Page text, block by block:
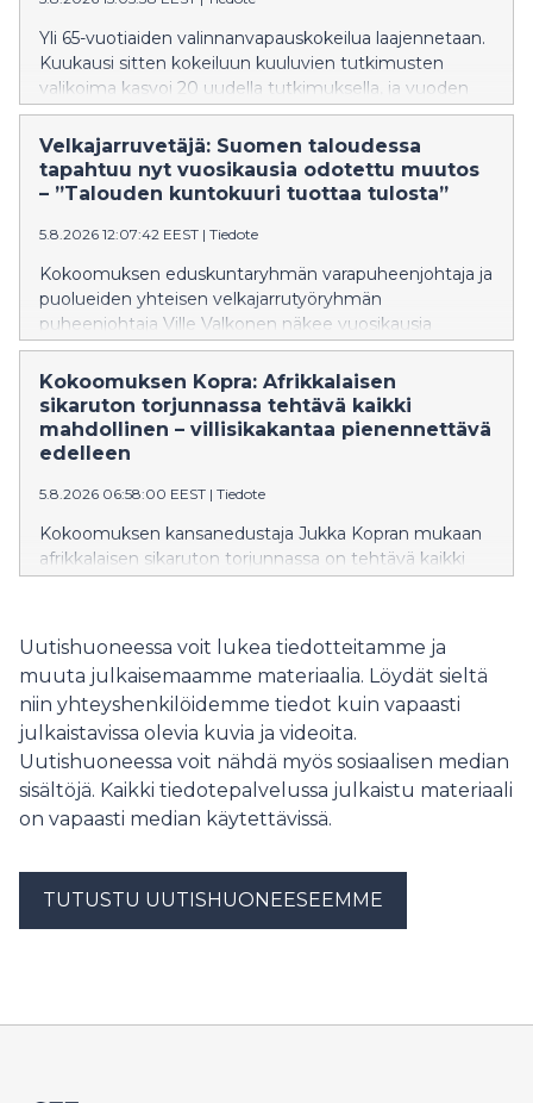
Yli 65-vuotiaiden valinnanvapauskokeilua laajennetaan.
Kuukausi sitten kokeiluun kuuluvien tutkimusten
valikoima kasvoi 20 uudella tutkimuksella, ja vuoden
2027 alusta kokeiluun on tulossa lisää parannuksia.
Tavoitteena on nopeuttaa hoitoon pääsyä, parantaa
hoidon jatkuvuutta ja vastata entistä paremmin
ikääntyneiden tarpeisiin. Valinnanvapauskokeilu on
mahdollisuuden hakeutua yksityiselle yleislääkärille
julkisen terveydenhuollon asiakasmaksun hinnalla.
Velkajarruvetäjä: Suomen taloudessa
tapahtuu nyt vuosikausia odotettu muutos
– ”Talouden kuntokuuri tuottaa tulosta”
5.8.2026 12:07:42 EEST | Tiedote
Kokoomuksen eduskuntaryhmän varapuheenjohtaja ja
puolueiden yhteisen velkajarrutyöryhmän
puheenjohtaja Ville Valkonen näkee vuosikausia
odotetun ja Orpon hallituksen käynnistämän
rakennemuutoksen olevan nyt vauhdissa Suomen
taloudessa. Yksityinen sektori ja kansantalous kasvavat
samalla, kun suuria julkisia menoja saadaan
pienennettyä.
Kokoomuksen Kopra: Afrikkalaisen
sikaruton torjunnassa tehtävä kaikki
mahdollinen – villisikakantaa pienennettävä
edelleen
5.8.2026 06:58:00 EEST | Tiedote
Kokoomuksen kansanedustaja Jukka Kopran mukaan
afrikkalaisen sikaruton torjunnassa on tehtävä kaikki
mahdollinen taudin leviämisen estämiseksi. Samalla on
tehokkaita ja niiden vaikutukset elinkeinoihin jäävät
mahdollisimman vähäisiksi.
Uutishuoneessa voit lukea tiedotteitamme ja
muuta julkaisemaamme materiaalia. Löydät sieltä
niin yhteyshenkilöidemme tiedot kuin vapaasti
julkaistavissa olevia kuvia ja videoita.
Uutishuoneessa voit nähdä myös sosiaalisen median
sisältöjä. Kaikki tiedotepalvelussa julkaistu materiaali
on vapaasti median käytettävissä.
TUTUSTU UUTISHUONEESEEMME